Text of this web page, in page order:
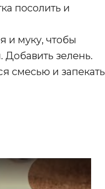
посолить и
и муку, чтобы
Добавить зелень.
смесью и запекать